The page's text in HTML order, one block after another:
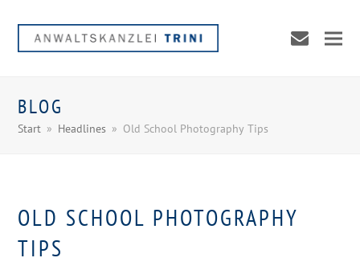
envelope
BLOG
Start » Headlines » Old School Photography Tips
OLD SCHOOL PHOTOGRAPHY
TIPS